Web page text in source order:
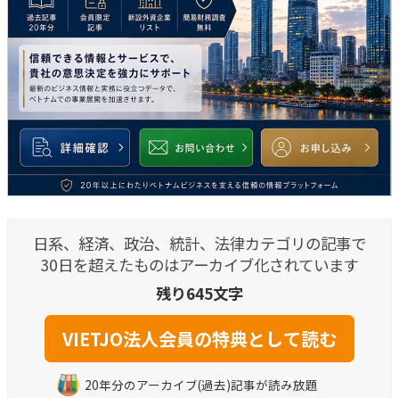
日系、経済、政治、統計、法律カテゴリの記事で
30日を超えたものはアーカイブ化されています
残り645文字
20年分のアーカイブ(過去)記事が読み放題